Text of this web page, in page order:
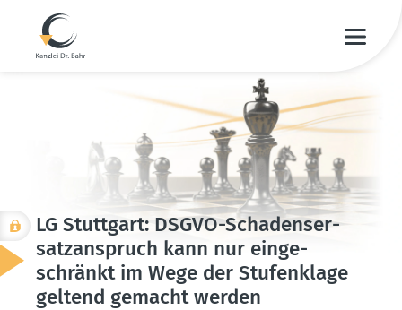
LG Stuttgart: DSGVO-Schadens­er­
satz­an­spruch kann nur einge­
schränkt im Wege der Stufen­klage
geltend gemacht werden